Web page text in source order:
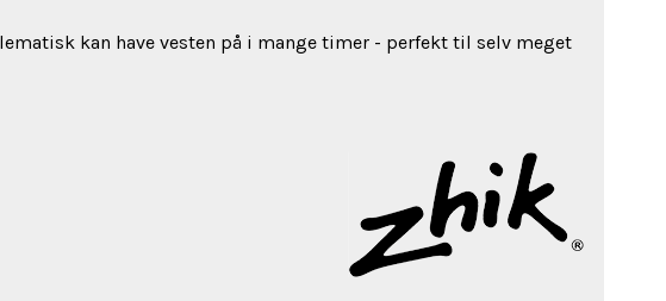
kan have vesten på i mange timer - perfekt til selv meget